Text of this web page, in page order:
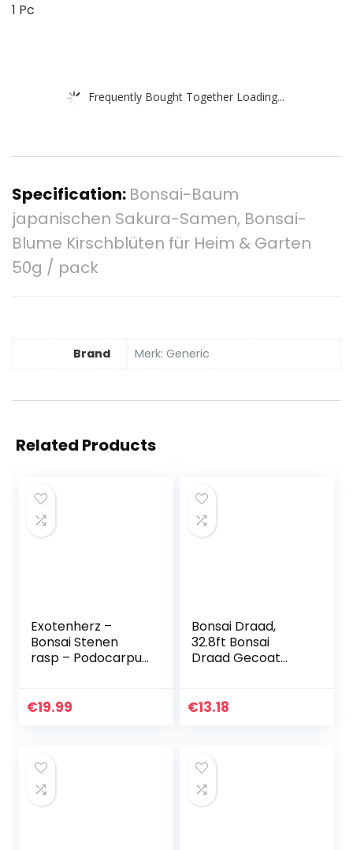
1 Pc
Frequently Bought Together Loading...
Specification: Bonsai-Baum
japanischen Sakura-Samen, Bonsai-
Blume Kirschblüten für Heim & Garten
50g / pack
Brand Merk: Generic
Related Products
Exotenherz –
Bonsai Stenen
rasp – Podocarpus
€19.99
Bonsai Draad,
32.8ft Bonsai
Draad Gecoat
Handgemaakte
€13.18